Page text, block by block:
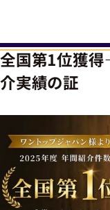
全国第1位獲
介実績の証